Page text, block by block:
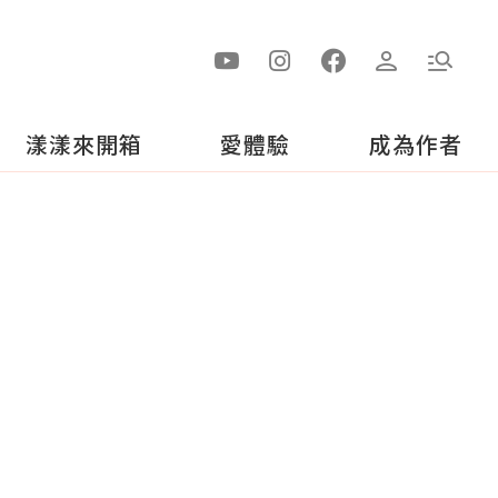
漾漾來開箱 愛體驗 成為作者